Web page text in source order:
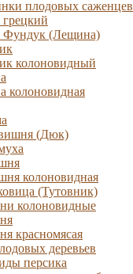
плодовых саженцев
Фундук (Лещина)
колоновидный
колоновидная
(Дюк)
колоновидная
(Тутовник)
колоновидные
красномясая
деревьев
персика